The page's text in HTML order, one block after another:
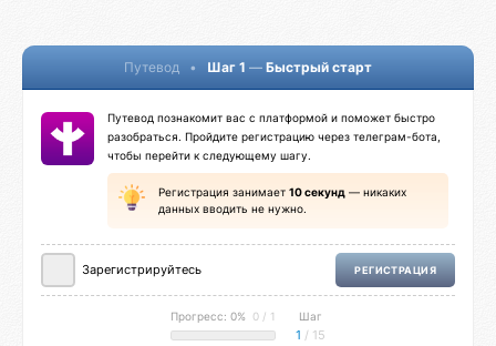
Путевод • Шаг 1 — Быстрый старт
Путевод познакомит вас с платформой и поможет быстро
разобраться. Пройдите регистрацию через телеграм-бота,
чтобы перейти к следующему шагу.
Регистрация занимает 10 секунд — никаких
данных вводить не нужно.
Зарегистрируйтесь РЕГИСТРАЦИЯ
Прогресс: 0% 0 / 1 Шаг
1 / 15